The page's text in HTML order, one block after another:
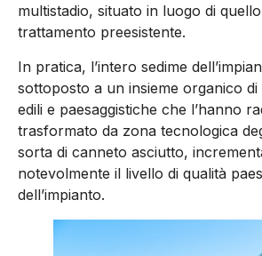
multistadio, situato in luogo di
trattamento preesistente.
In pratica, l’intero sedime
sottoposto a un insieme organico
edili e paesaggistiche che l’hanno
trasformato da zona tecnologica
sorta di canneto asciutto,
notevolmente il livello di qualità
dell’impianto.